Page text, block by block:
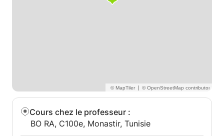
|
Cours chez le professeur :
BO RA, C100e, Monastir, Tunisie